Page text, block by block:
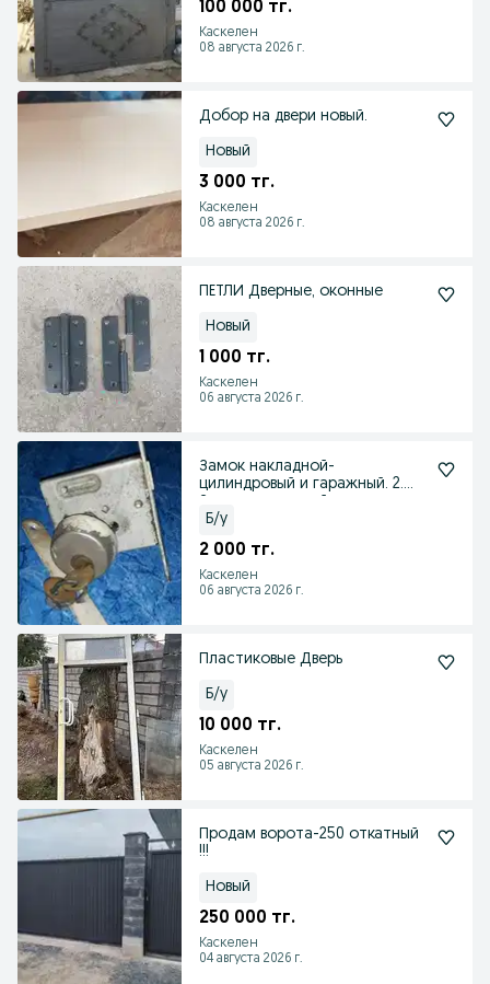
100 000 тг.
Каскелен
08 августа 2026 г.
Добор на двери новый.
Новый
3 000 тг.
Каскелен
08 августа 2026 г.
ПЕТЛИ Дверные, оконные
Новый
1 000 тг.
Каскелен
06 августа 2026 г.
Замок накладной-
цилиндровый и гаражный. 2.
Б/у
2 000 тг.
Каскелен
06 августа 2026 г.
Пластиковые Дверь
Б/у
10 000 тг.
Каскелен
05 августа 2026 г.
Продам ворота-250 откатный
!!!
Новый
250 000 тг.
Каскелен
04 августа 2026 г.